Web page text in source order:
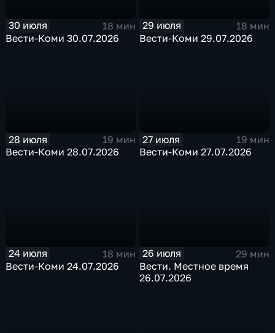
30 июля
18 мин
Вести-Коми 30.07.2026
29 июля
18 мин
Вести-Коми 29.07.2026
28 июля
19 мин
Вести-Коми 28.07.2026
27 июля
19 мин
Вести-Коми 27.07.2026
24 июля
18 мин
Вести-Коми 24.07.2026
26 июля
29 мин
Вести. Местное время
26.07.2026